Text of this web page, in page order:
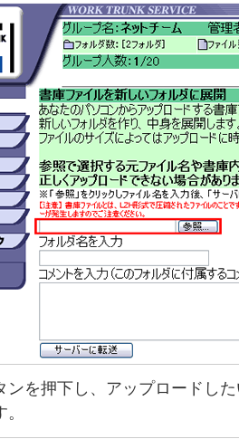
ンを押下し、アップロードし